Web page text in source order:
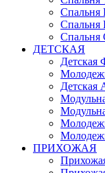
Спальня
Спальня
Спальня
ДЕТСКАЯ
Детская
Детская
ПРИХОЖАЯ